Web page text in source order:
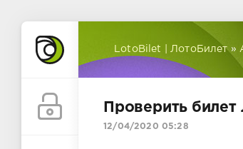
LotoBilet | ЛотоБилет»
Проверить билет
12/04/2020 05:28